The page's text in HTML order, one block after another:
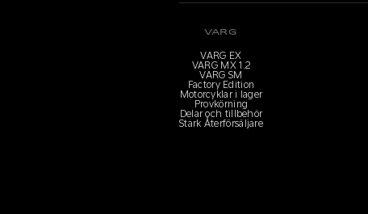
VARG
VARG EX
VARG MX 1.2
VARG SM
Factory Edition
Motorcyklar i lager
Provkörning
Delar och tillbehör
Stark Återförsäljare